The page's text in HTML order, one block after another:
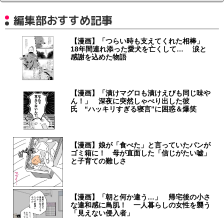
編集部おすすめ記事
【漫画】「つらい時も支えてくれた相棒」
18年間連れ添った愛犬を亡くして… 涙と
感謝を込めた物語
【漫画】「漬けマグロも漬けえびも同じ味や
ん！」 深夜に突然しゃべり出した彼
氏 “ハッキリすぎる寝言”に困惑＆爆笑
【漫画】娘が「食べた」と言っていたパンが
ゴミ箱に！ 母が直面した「信じがたい嘘」
と子育ての難しさ
【漫画】「朝と何か違う…」 帰宅後の小さ
な違和感に鳥肌！ 一人暮らしの女性を襲う
「見えない侵入者」